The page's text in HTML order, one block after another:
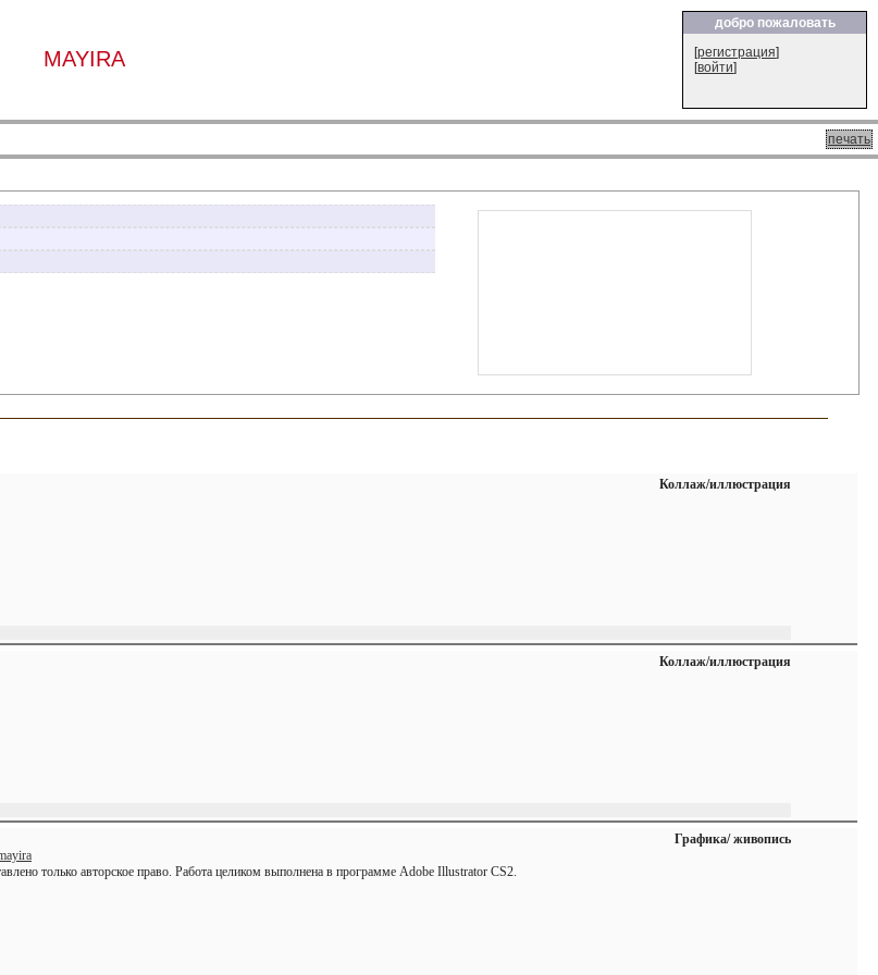
MAYIRA
добро пожаловать
[регистрация]
[войти]
печать
Коллаж/иллюстрация
Коллаж/иллюстрация
Графика/ живопись
только авторское право. Работа целиком выполнена в программе Adobe Illustrator CS2.